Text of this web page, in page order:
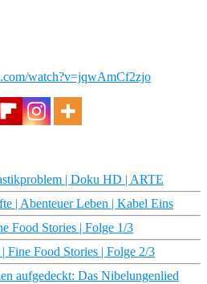
watch?v=jqwAmCf2zjo
| Doku HD | ARTE
| Abenteuer Leben | Kabel Eins
Food Stories | Folge 1/3
Fine Food Stories | Folge 2/3
aufgedeckt: Das Nibelungenlied